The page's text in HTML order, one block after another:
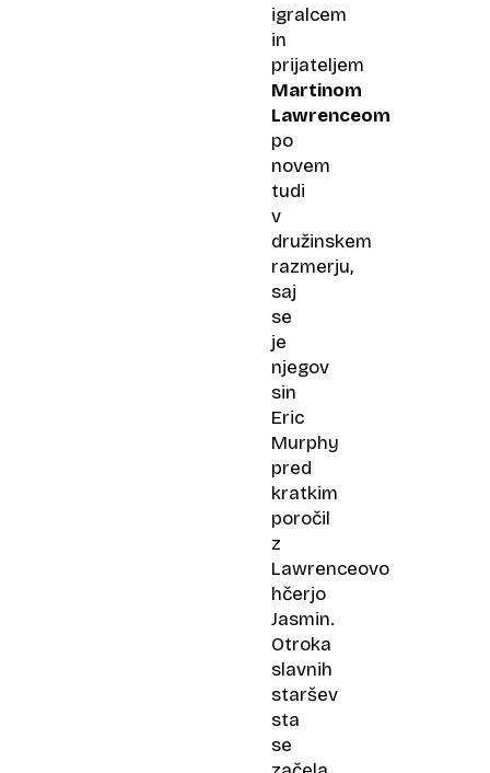
igralcem
in
prijateljem
Martinom
Lawrenceom
po
novem
tudi
v
družinskem
razmerju,
saj
se
je
njegov
sin
Eric
Murphy
pred
kratkim
poročil
z
Lawrenceovo
hčerjo
Jasmin.
Otroka
slavnih
staršev
sta
se